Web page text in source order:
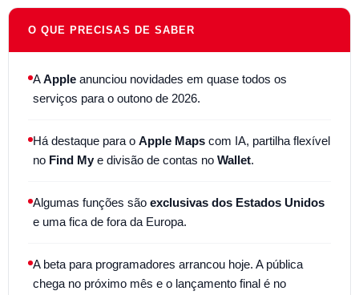
O QUE PRECISAS DE SABER
AApple anunciou novidades em quase todos os
serviços para o outono de 2026.
Há destaque para o Apple Maps com IA, partilha flexível
no Find My e divisão de contas no Wallet.
Algumas funções são exclusivas dos Estados Unidos
e uma fica de fora da Europa.
A beta para programadores arrancou hoje. A pública
chega no próximo mês e o lançamento final é no